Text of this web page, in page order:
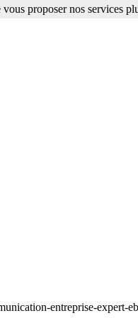
entreprise-expert-
proposer nos services